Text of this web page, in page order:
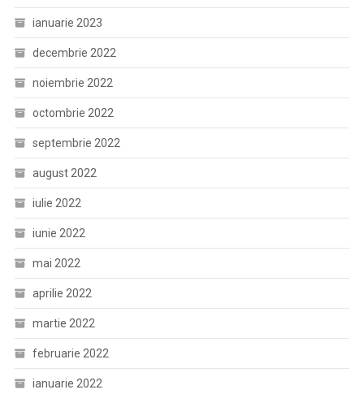
ianuarie 2023
decembrie 2022
noiembrie 2022
octombrie 2022
septembrie 2022
august 2022
iulie 2022
iunie 2022
mai 2022
aprilie 2022
martie 2022
februarie 2022
ianuarie 2022